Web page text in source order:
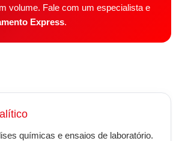
volume. Fale com um especialista e
Express.
químicas e ensaios de laboratório.